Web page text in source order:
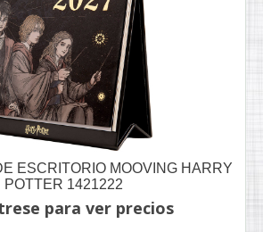
ESCRITORIO MOOVING HARRY
POTTER 1421222
para ver precios